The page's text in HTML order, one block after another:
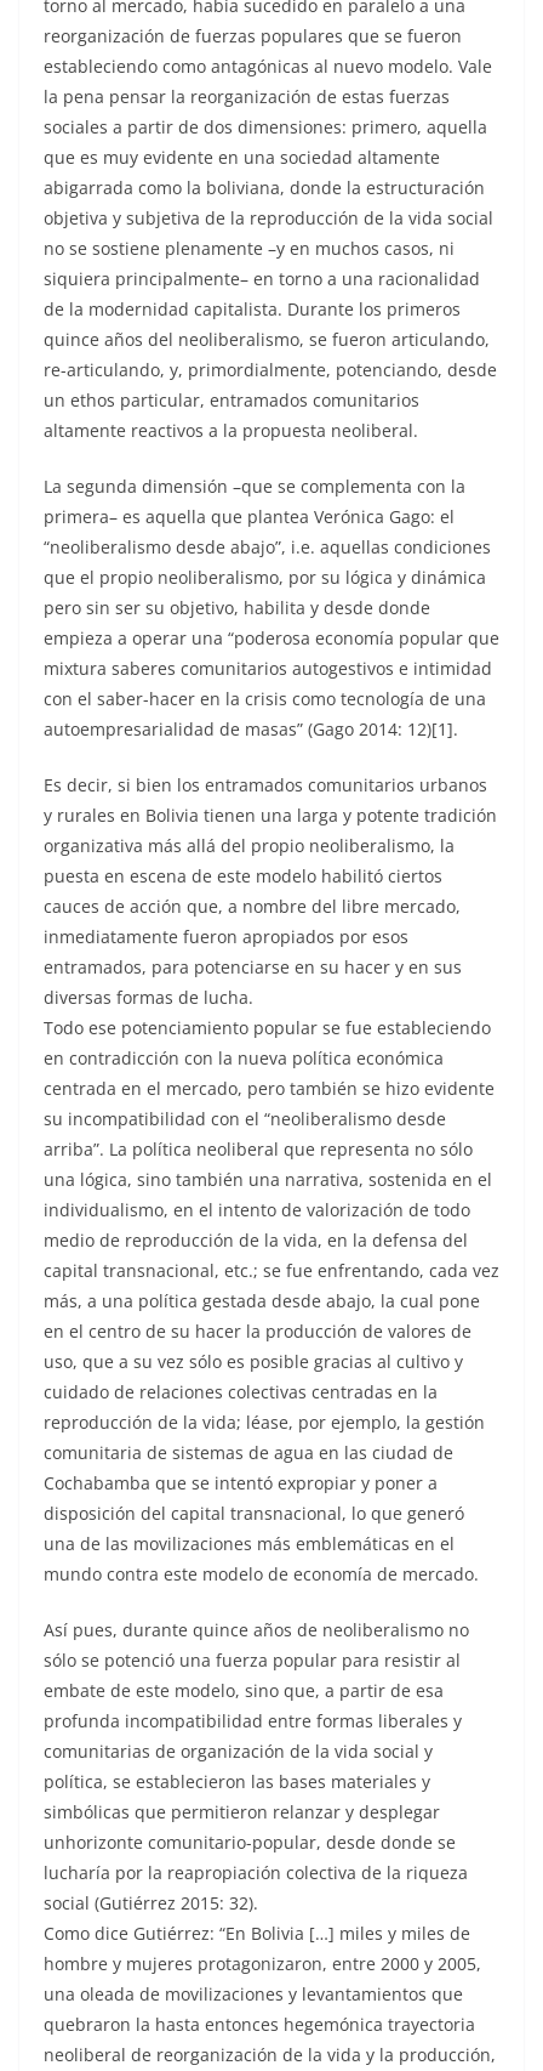
torno al mercado, había sucedido en paralelo a una
reorganización de fuerzas populares que se fueron
estableciendo como antagónicas al nuevo modelo. Vale
la pena pensar la reorganización de estas fuerzas
sociales a partir de dos dimensiones: primero, aquella
que es muy evidente en una sociedad altamente
abigarrada como la boliviana, donde la estructuración
objetiva y subjetiva de la reproducción de la vida social
no se sostiene plenamente –y en muchos casos, ni
siquiera principalmente– en torno a una racionalidad
de la modernidad capitalista. Durante los primeros
quince años del neoliberalismo, se fueron articulando,
re-articulando, y, primordialmente, potenciando, desde
un ethos particular, entramados comunitarios
altamente reactivos a la propuesta neoliberal.
La segunda dimensión –que se complementa con la
primera– es aquella que plantea Verónica Gago: el
“neoliberalismo desde abajo”, i.e. aquellas condiciones
que el propio neoliberalismo, por su lógica y dinámica
pero sin ser su objetivo, habilita y desde donde
empieza a operar una “poderosa economía popular que
mixtura saberes comunitarios autogestivos e intimidad
con el saber-hacer en la crisis como tecnología de una
autoempresarialidad de masas” (Gago 2014: 12)[1].
Es decir, si bien los entramados comunitarios urbanos
y rurales en Bolivia tienen una larga y potente tradición
organizativa más allá del propio neoliberalismo, la
puesta en escena de este modelo habilitó ciertos
cauces de acción que, a nombre del libre mercado,
inmediatamente fueron apropiados por esos
entramados, para potenciarse en su hacer y en sus
diversas formas de lucha.
Todo ese potenciamiento popular se fue estableciendo
en contradicción con la nueva política económica
centrada en el mercado, pero también se hizo evidente
su incompatibilidad con el “neoliberalismo desde
arriba”. La política neoliberal que representa no sólo
una lógica, sino también una narrativa, sostenida en el
individualismo, en el intento de valorización de todo
medio de reproducción de la vida, en la defensa del
capital transnacional, etc.; se fue enfrentando, cada vez
más, a una política gestada desde abajo, la cual pone
en el centro de su hacer la producción de valores de
uso, que a su vez sólo es posible gracias al cultivo y
cuidado de relaciones colectivas centradas en la
reproducción de la vida; léase, por ejemplo, la gestión
comunitaria de sistemas de agua en las ciudad de
Cochabamba que se intentó expropiar y poner a
disposición del capital transnacional, lo que generó
una de las movilizaciones más emblemáticas en el
mundo contra este modelo de economía de mercado.
Así pues, durante quince años de neoliberalismo no
sólo se potenció una fuerza popular para resistir al
embate de este modelo, sino que, a partir de esa
profunda incompatibilidad entre formas liberales y
comunitarias de organización de la vida social y
política, se establecieron las bases materiales y
simbólicas que permitieron relanzar y desplegar
unhorizonte comunitario-popular, desde donde se
lucharía por la reapropiación colectiva de la riqueza
social (Gutiérrez 2015: 32).
Como dice Gutiérrez: “En Bolivia […] miles y miles de
hombre y mujeres protagonizaron, entre 2000 y 2005,
una oleada de movilizaciones y levantamientos que
quebraron la hasta entonces hegemónica trayectoria
neoliberal de reorganización de la vida y la producción,